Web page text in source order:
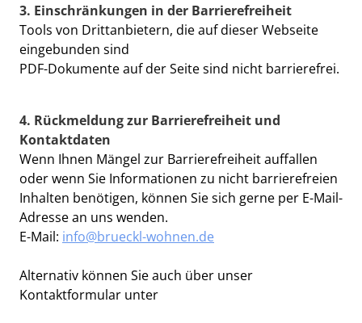
3. Einschränkungen in der Barrierefreiheit
Tools von Drittanbietern, die auf dieser Webseite
eingebunden sind
PDF-Dokumente auf der Seite sind nicht barrierefrei.
4. Rückmeldung zur Barrierefreiheit und
Kontaktdaten
Wenn Ihnen Mängel zur Barrierefreiheit auffallen
oder wenn Sie Informationen zu nicht barrierefreien
Inhalten benötigen, können Sie sich gerne per E-Mail-
Adresse an uns wenden.
E-Mail: info@brueckl-wohnen.de
Alternativ können Sie auch über unser
Kontaktformular unter